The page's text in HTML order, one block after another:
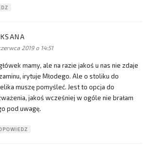
2019 o 14:51
mamy, ale na razie jakoś u nas nie zdaje
irytuje Młodego. Ale o stoliku do
muszę pomyśleć. Jest to opcja do
jakoś wcześniej w ogóle nie brałam
pod uwagę.